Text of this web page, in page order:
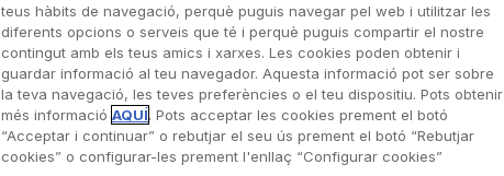
teus hàbits de navegació, perquè puguis navegar pel web i utilitzar les
diferents opcions o serveis que té i perquè puguis compartir el nostre
contingut amb els teus amics i xarxes. Les cookies poden obtenir i
guardar informació al teu navegador. Aquesta informació pot ser sobre
la teva navegació, les teves preferències o el teu dispositiu. Pots obtenir
més informació AQUÍ. Pots acceptar les cookies prement el botó
“Acceptar i continuar” o rebutjar el seu ús prement el botó “Rebutjar
cookies” o configurar-les prement l'enllaç “Configurar cookies”